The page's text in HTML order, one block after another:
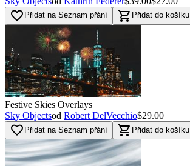
favorite_border Přidat na Seznam přání shopping_cart Přidat do košíku
Festive Skies Overlays
Sky Objectsod Robert DelVecchio$29.00
favorite_border Přidat na Seznam přání shopping_cart Přidat do košíku